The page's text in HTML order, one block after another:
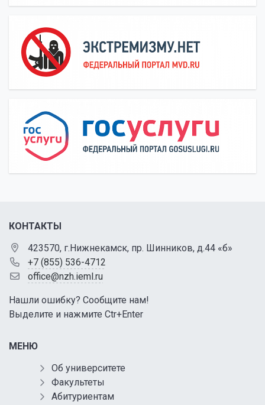
КОНТАКТЫ
423570, г.Нижнекамск, пр. Шинников, д.44 «б»
+7 (855) 536-4712
office@nzh.ieml.ru
Нашли ошибку? Сообщите нам!
Выделите и нажмите Ctr+Enter
МЕНЮ
Об университете
Факультеты
Абитуриентам